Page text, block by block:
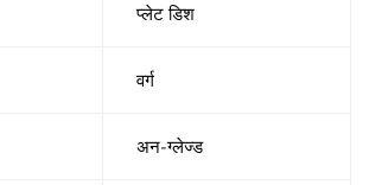
प्लेट डिश
वर्ग
अन-ग्लेज्ड